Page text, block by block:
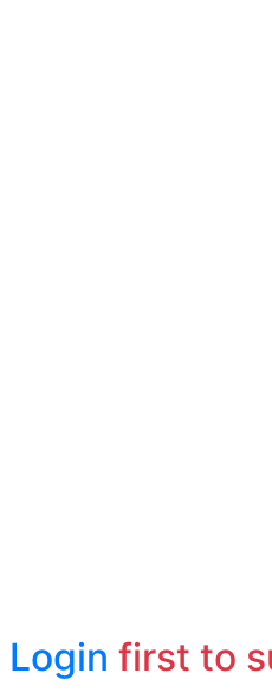
Login first to